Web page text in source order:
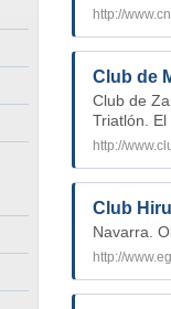
http://
Club de
Club de
Triatlón.
Club
Navarra.
http://